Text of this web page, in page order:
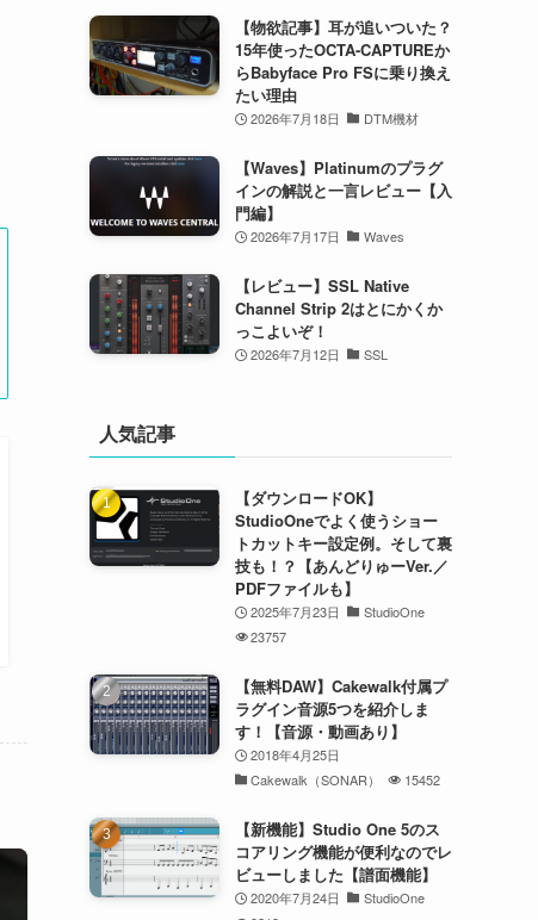
【物欲記事】耳が追いついた？
15年使ったOCTA-CAPTUREか
らBabyface Pro FSに乗り換え
たい理由
2026年7月18日 DTM機材
【Waves】Platinumのプラグ
インの解説と一言レビュー【入
門編】
2026年7月17日 Waves
【レビュー】SSL Native
Channel Strip 2はとにかくか
っこよいぞ！
2026年7月12日 SSL
人気記事
【ダウンロードOK】
StudioOneでよく使うショー
トカットキー設定例。そして裏
技も！？【あんどりゅーVer.／
PDFファイルも】
2025年7月23日
StudioOne
23757
【無料DAW】Cakewalk付属プ
ラグイン音源5つを紹介しま
す！【音源・動画あり】
2018年4月25日
Cakewalk（SONAR）
15452
【新機能】Studio One 5のス
コアリング機能が便利なのでレ
ビューしました【譜面機能】
2020年7月24日
StudioOne